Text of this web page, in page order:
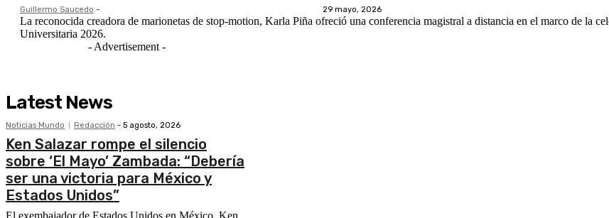
Guillermo Saucedo - 29 mayo, 2026
La reconocida creadora de marionetas de stop-motion, Karla Piña ofreció una conferencia magistral a distancia en el marco de la
Universitaria 2026.
- Advertisement -
Latest News
Noticias Mundo Redacción - 5 agosto, 2026
Ken Salazar rompe el silencio
sobre ‘El Mayo’ Zambada: “Debería
ser una victoria para México y
Estados Unidos”
El exembajador de Estados Unidos en México, Ken